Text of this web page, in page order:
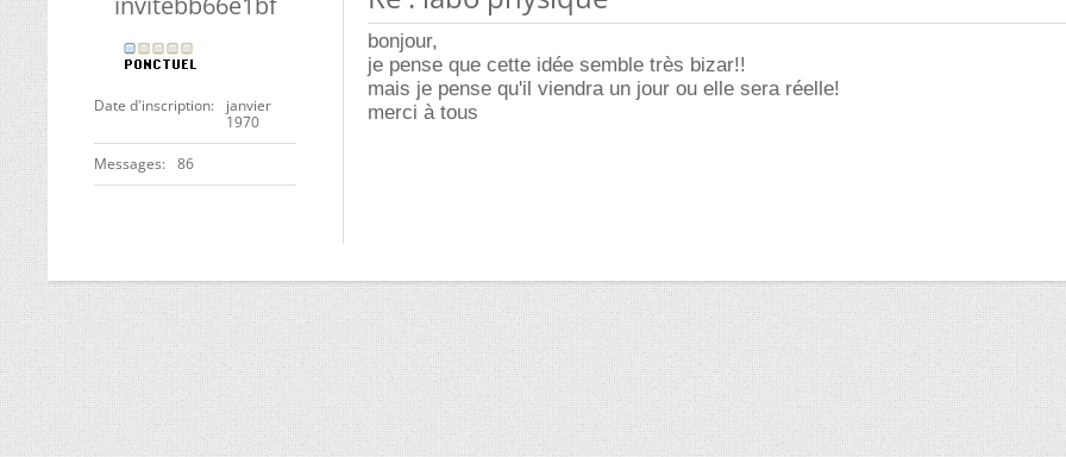
Date d'inscription
janvier
1970
Messages 86
bonjour,
je pense que cette idée semble très bizar!!
mais je pense qu'il viendra un jour ou elle sera réelle!
merci à tous